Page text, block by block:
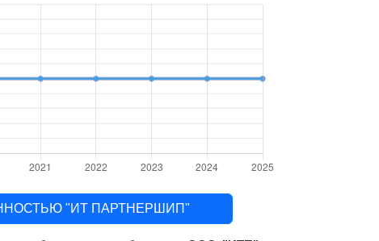
"ИТ ПАРТНЕРШИП"